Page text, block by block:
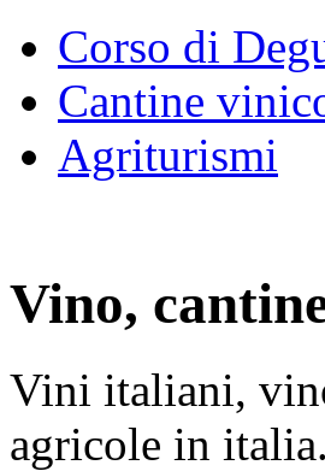
Corso di
Cantine
Agriturismi
Vino,
Vini italiani,
agricole in italia.